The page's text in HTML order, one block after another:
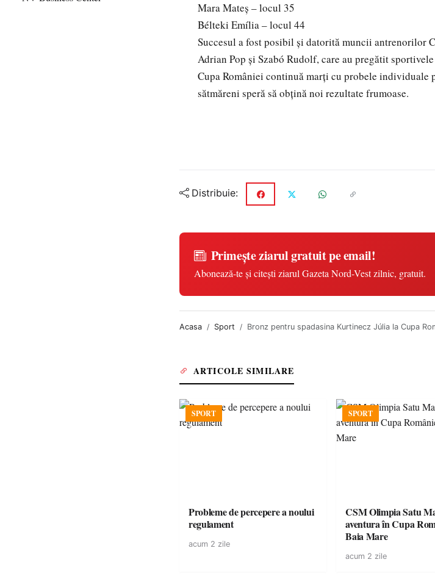
Mara Mateș – locul 35
Bélteki Emília – locul 44
Succesul a fost posibil și datorită muncii antrenorilor
Adrian Pop și Szabó Rudolf, care au pregătit
Cupa României continuă marți cu probele
sătmăreni speră să obțină noi rezultate frumoase.
Distribuie:
Primește ziarul gratuit pe email!
Abonează-te și citești ziarul Gazeta Nord-Vest zilnic, gratuit.
Acasa Sport Bronz pentru spadasina Kurtinecz Júlia la Cupa
ARTICOLE SIMILARE
SPORT
Probleme de percepere a noului
regulament
acum 2 zile
SPORT
CSM Olimpia Satu
aventura în Cupa României la
Baia Mare
acum 2 zile